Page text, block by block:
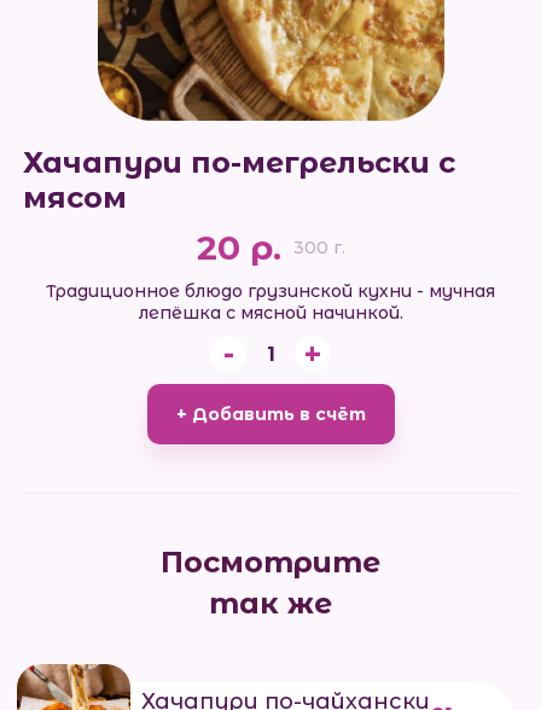
Хачапури по-мегрельски с
мясом
20 р.
300 г.
Традиционное блюдо грузинской кухни - мучная
лепёшка с мясной начинкой.
- 1 +
+ Добавить в счёт
Посмотрите
так же
Хачапури по-чайхански